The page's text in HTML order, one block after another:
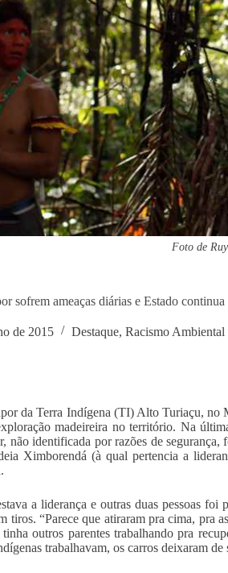
Foto de
sofrem ameaças diárias e Estado continua
de 2015 Destaque, Racismo Ambiental
da Terra Indígena (TI) Alto Turiaçu, no
madeireira no território. Na
não identificada por razões de
Ximborendá (à qual pertencia a
a liderança e outras duas pessoas foi
tiros. “Parece que atiraram pra cima, pra
outros parentes trabalhando pra
trabalhavam, os carros deixaram